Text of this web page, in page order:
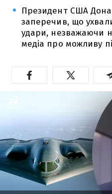
Президент США
заперечив, що
удари, незважаючи
медіа про можливу